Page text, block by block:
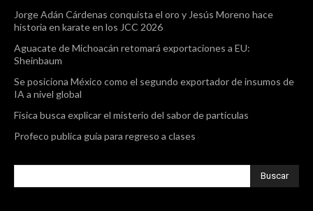
Jorge Adán Cárdenas conquista el oro y Jesús Moreno hace
historia en karate en los JCC 2026
Aguacate de Michoacán retomará exportaciones a EU:
Sheinbaum
Se posiciona México como el segundo exportador de insumos de
IA a nivel global
Física busca explicar el misterio del sabor de partículas
Profeco publica guía para regreso a clases
Buscar